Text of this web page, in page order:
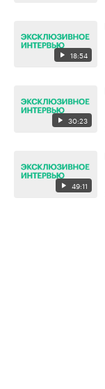
18:54
30:23
49:11